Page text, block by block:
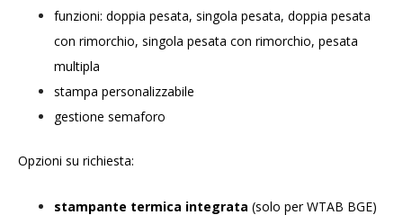
funzioni: doppia pesata, singola pesata, doppia pesata
con rimorchio, singola pesata con rimorchio, pesata
multipla
stampa personalizzabile
gestione semaforo
Opzioni su richiesta:
stampante termica integrata (solo per WTAB BGE)